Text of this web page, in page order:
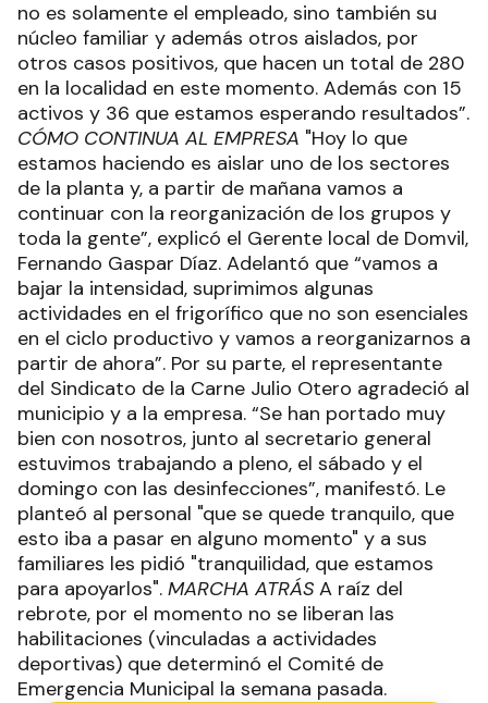
no es solamente el empleado, sino también su
núcleo familiar y además otros aislados, por
otros casos positivos, que hacen un total de 280
en la localidad en este momento. Además con 15
activos y 36 que estamos esperando resultados”.
CÓMO CONTINUA AL EMPRESA "Hoy lo que
estamos haciendo es aislar uno de los sectores
de la planta y, a partir de mañana vamos a
continuar con la reorganización de los grupos y
toda la gente”, explicó el Gerente local de Domvil,
Fernando Gaspar Díaz. Adelantó que “vamos a
bajar la intensidad, suprimimos algunas
actividades en el frigorífico que no son esenciales
en el ciclo productivo y vamos a reorganizarnos a
partir de ahora”. Por su parte, el representante
del Sindicato de la Carne Julio Otero agradeció al
municipio y a la empresa. “Se han portado muy
bien con nosotros, junto al secretario general
estuvimos trabajando a pleno, el sábado y el
domingo con las desinfecciones”, manifestó. Le
planteó al personal "que se quede tranquilo, que
esto iba a pasar en alguno momento" y a sus
familiares les pidió "tranquilidad, que estamos
para apoyarlos". MARCHA ATRÁS A raíz del
rebrote, por el momento no se liberan las
habilitaciones (vinculadas a actividades
deportivas) que determinó el Comité de
Emergencia Municipal la semana pasada.